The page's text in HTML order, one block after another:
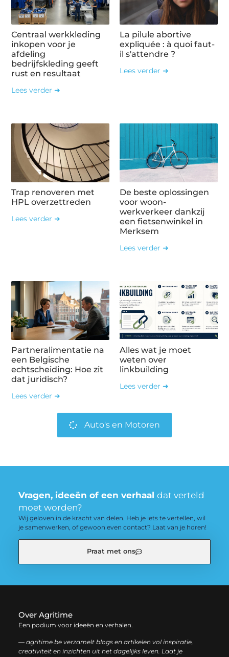
Centraal werkkleding
inkopen voor je
afdeling
bedrijfskleding geeft
rust en resultaat
Lees verder ➜
La pilule abortive
expliquée : à quoi faut-
il s'attendre ?
Lees verder ➜
Trap renoveren met
HPL overzettreden
Lees verder ➜
De beste oplossingen
voor woon-
werkverkeer dankzij
een fietsenwinkel in
Merksem
Lees verder ➜
Partneralimentatie na
een Belgische
echtscheiding: Hoe zit
dat juridisch?
Lees verder ➜
Alles wat je moet
weten over
linkbuilding
Lees verder ➜
Auto's en Motoren
Vragen, ideeën of een verhaal dat verteld
moet worden?
Wij geloven in de kracht van delen. Heb je iets te vertellen, wil
je samenwerken, of gewoon even contact? Laat van je horen!
Praat met ons
Over Agritime
Een podium voor ideeën en verhalen.
— agritime.be verzamelt blogs en artikelen vol inspiratie,
creativiteit en inzichten uit het dagelijks leven. Laat je